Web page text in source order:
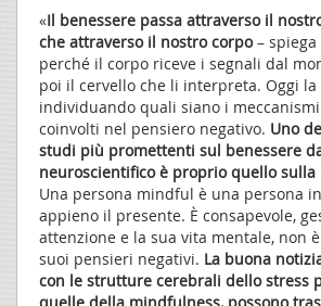
«Il benessere passa attraverso il
che attraverso il nostro corpo– spiega
perché il corpo riceve i segnali dal
poi il cervello che li interpreta. Oggi la
individuando quali siano i
coinvolti nel pensiero negativo. Uno
studi più promettenti sul benessere
neuroscientifico è proprio quello
Una persona mindful è una persona
appieno il presente. È consapevole,
attenzione e la sua vita mentale, non
suoi pensieri negativi. La buona
con le strutture cerebrali dello stress